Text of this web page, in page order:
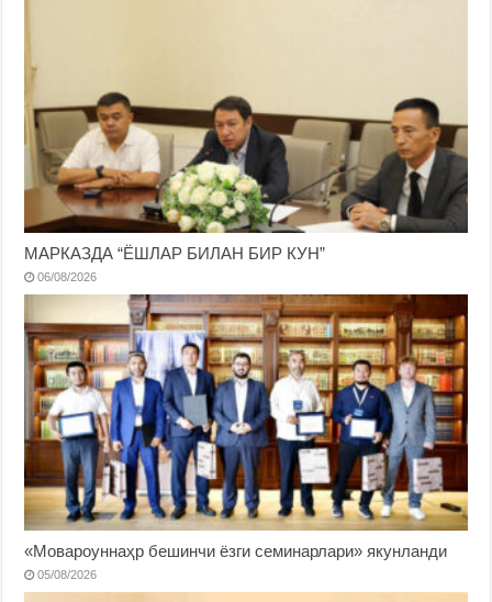
МАРКАЗДА “ЁШЛАР БИЛАН БИР КУН”
06/08/2026
«Мовароуннаҳр бешинчи ёзги семинарлари» якунланди
05/08/2026